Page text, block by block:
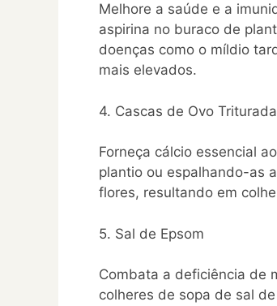
Melhore a saúde e a
aspirina no buraco de
doenças como o míldio
mais elevados.
4. Cascas de Ovo
Forneça cálcio essencial
plantio ou espalhando-as
flores, resultando em
5. Sal de Epsom
Combata a deficiência de
colheres de sopa de sal